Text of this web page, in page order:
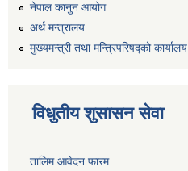
नेपाल कानुन आयोग
अर्थ मन्त्रालय
मुख्यमन्त्री तथा मन्त्रिपरिषद्को कार्यालय
विधुतीय शुसासन सेवा
तालिम आवेदन फारम